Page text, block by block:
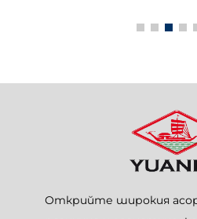
Открийте широкия